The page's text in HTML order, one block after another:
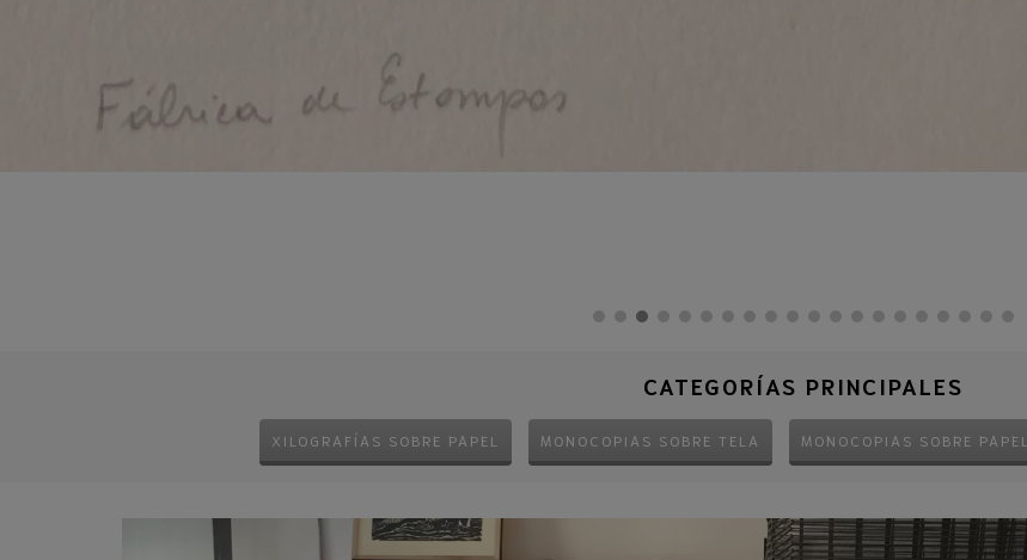
CATEGORÍAS PRINCIPALES
XILOGRAFÍAS SOBRE PAPEL MONOCOPIAS SOBRE TELA MONOCOPIAS SOBRE PAPEL